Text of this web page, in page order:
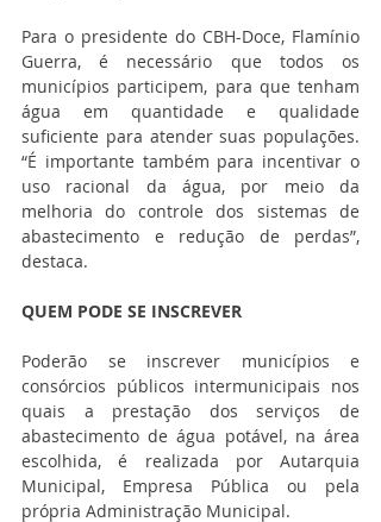
Para o presidente do CBH-Doce, Flamínio
Guerra, é necessário que todos os
municípios participem, para que tenham
água em quantidade e qualidade
suficiente para atender suas populações.
“É importante também para incentivar o
uso racional da água, por meio da
melhoria do controle dos sistemas de
abastecimento e redução de perdas”,
destaca.
QUEM PODE SE INSCREVER
Poderão se inscrever municípios e
consórcios públicos intermunicipais nos
quais a prestação dos serviços de
abastecimento de água potável, na área
escolhida, é realizada por Autarquia
Municipal, Empresa Pública ou pela
própria Administração Municipal.